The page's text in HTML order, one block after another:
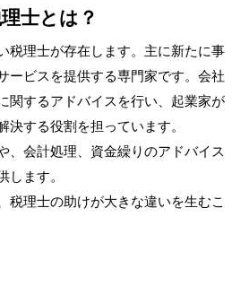
士とは？
税理士が存在します。主に新たに事
ービスを提供する専門家です。会社
関するアドバイスを行い、起業家が
する役割を担っています。
、会計処理、資金繰りのアドバイス
します。
税理士の助けが大きな違いを生むこ